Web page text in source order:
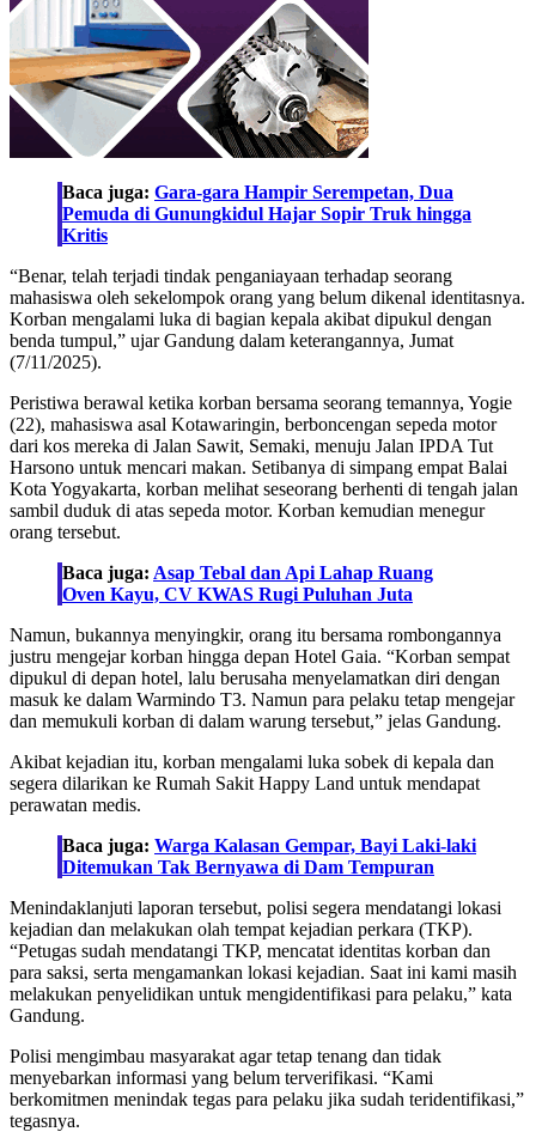
Baca juga: Gara-gara Hampir Serempetan, Dua
Pemuda di Gunungkidul Hajar Sopir Truk hingga
Kritis
“Benar, telah terjadi tindak penganiayaan terhadap seorang
mahasiswa oleh sekelompok orang yang belum dikenal identitasnya.
Korban mengalami luka di bagian kepala akibat dipukul dengan
benda tumpul,” ujar Gandung dalam keterangannya, Jumat
(7/11/2025).
Peristiwa berawal ketika korban bersama seorang temannya, Yogie
(22), mahasiswa asal Kotawaringin, berboncengan sepeda motor
dari kos mereka di Jalan Sawit, Semaki, menuju Jalan IPDA Tut
Harsono untuk mencari makan. Setibanya di simpang empat Balai
Kota Yogyakarta, korban melihat seseorang berhenti di tengah jalan
sambil duduk di atas sepeda motor. Korban kemudian menegur
orang tersebut.
Baca juga: Asap Tebal dan Api Lahap Ruang
Oven Kayu, CV KWAS Rugi Puluhan Juta
Namun, bukannya menyingkir, orang itu bersama rombongannya
justru mengejar korban hingga depan Hotel Gaia. “Korban sempat
dipukul di depan hotel, lalu berusaha menyelamatkan diri dengan
masuk ke dalam Warmindo T3. Namun para pelaku tetap mengejar
dan memukuli korban di dalam warung tersebut,” jelas Gandung.
Akibat kejadian itu, korban mengalami luka sobek di kepala dan
segera dilarikan ke Rumah Sakit Happy Land untuk mendapat
perawatan medis.
Baca juga: Warga Kalasan Gempar, Bayi Laki-laki
Ditemukan Tak Bernyawa di Dam Tempuran
Menindaklanjuti laporan tersebut, polisi segera mendatangi lokasi
kejadian dan melakukan olah tempat kejadian perkara (TKP).
“Petugas sudah mendatangi TKP, mencatat identitas korban dan
para saksi, serta mengamankan lokasi kejadian. Saat ini kami masih
melakukan penyelidikan untuk mengidentifikasi para pelaku,” kata
Gandung.
Polisi mengimbau masyarakat agar tetap tenang dan tidak
menyebarkan informasi yang belum terverifikasi. “Kami
berkomitmen menindak tegas para pelaku jika sudah teridentifikasi,”
tegasnya.